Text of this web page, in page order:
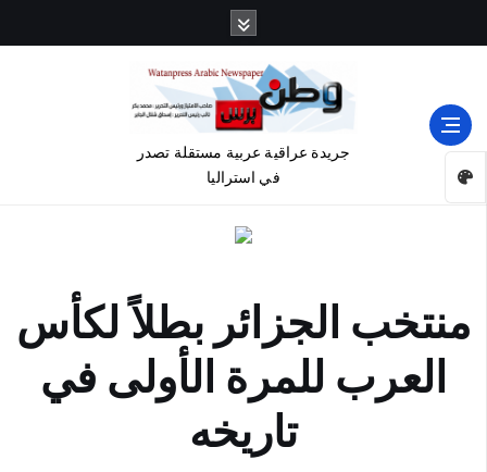
جريدة عراقية عربية مستقلة تصدر
في استراليا
منتخب الجزائر بطلاً لكأس
العرب للمرة الأولى في
تاريخه